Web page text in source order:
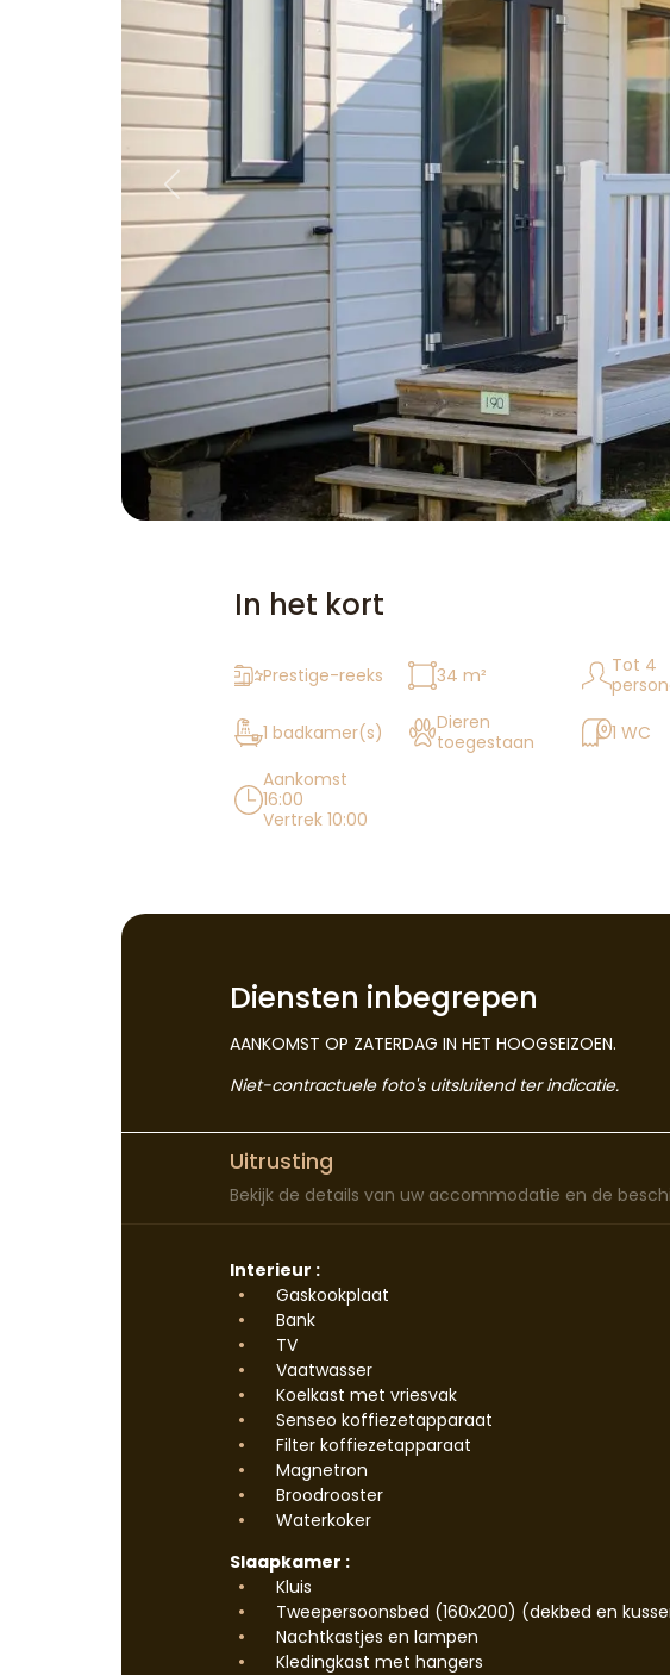
In het kort
Prestige-reeks 34 m²
Tot 4
1 badkamer(s)
Dieren
toegestaan
1 WC
Aankomst
16:00
Vertrek 10:00
Diensten inbegrepen
AANKOMST OP ZATERDAG IN HET HOOGSEIZOEN.
Niet-contractuele foto's uitsluitend ter indicatie.
Uitrusting
Bekijk de details van uw accommodatie en de
Interieur :
Gaskookplaat
Bank
TV
Vaatwasser
Koelkast met vriesvak
Senseo koffiezetapparaat
Filter koffiezetapparaat
Magnetron
Broodrooster
Waterkoker
Slaapkamer :
Kluis
Tweepersoonsbed (160x200) (dekbed en
Nachtkastjes en lampen
Kledingkast met hangers